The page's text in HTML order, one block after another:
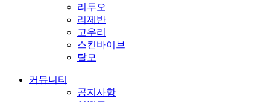
리투오
리제반
고우리
스킨바이브
탈모
커뮤니티
공지사항